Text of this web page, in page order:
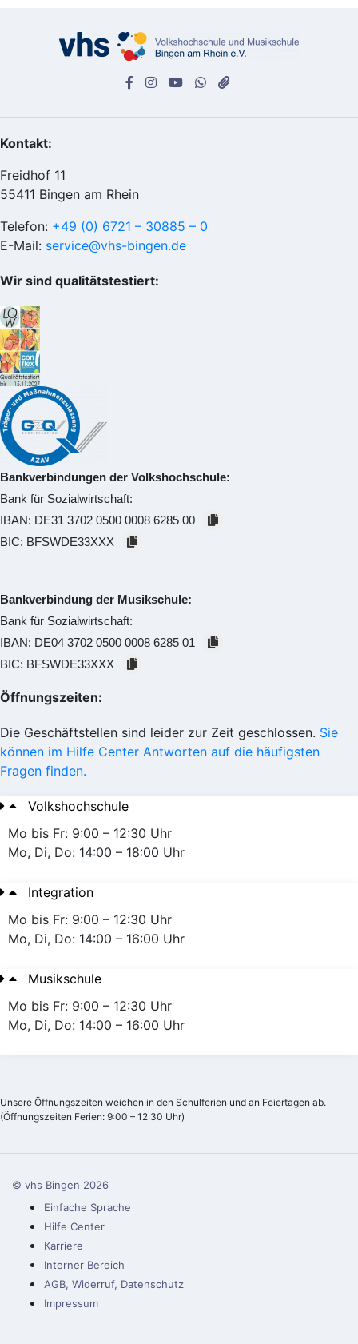
Kontakt:
Freidhof 11
55411 Bingen am Rhein
Telefon: +49 (0) 6721 – 30885 – 0
E-Mail: service@vhs-bingen.de
Wir sind qualitätstestiert:
Bankverbindungen der Volkshochschule:
Bank für Sozialwirtschaft:
IBAN: DE31 3702 0500 0008 6285 00
BIC: BFSWDE33XXX
Bankverbindung der Musikschule:
Bank für Sozialwirtschaft:
IBAN: DE04 3702 0500 0008 6285 01
BIC: BFSWDE33XXX
Öffnungszeiten:
Die Geschäftstellen sind leider zur Zeit geschlossen. Sie
können im Hilfe Center Antworten auf die häufigsten
Fragen finden.
Volkshochschule
Mo bis Fr: 9:00 – 12:30 Uhr
Mo, Di, Do: 14:00 – 18:00 Uhr
Integration
Mo bis Fr: 9:00 – 12:30 Uhr
Mo, Di, Do: 14:00 – 16:00 Uhr
Musikschule
Mo bis Fr: 9:00 – 12:30 Uhr
Mo, Di, Do: 14:00 – 16:00 Uhr
Unsere Öffnungszeiten weichen in den Schulferien und an Feiertagen ab.
(Öffnungszeiten Ferien: 9:00 – 12:30 Uhr)
© vhs Bingen 2026
Einfache Sprache
Hilfe Center
Karriere
Interner Bereich
AGB, Widerruf, Datenschutz
Impressum